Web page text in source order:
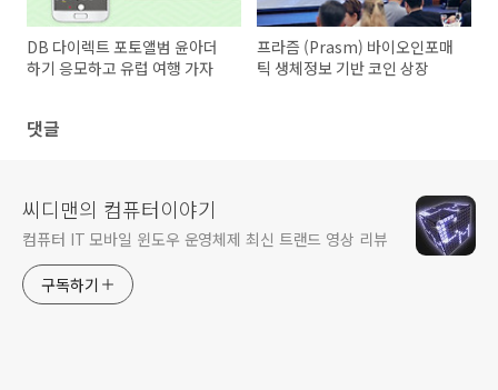
DB 다이렉트 포토앨범 윤아더
하기 응모하고 유럽 여행 가자
프라즘 (Prasm) 바이오인포매
틱 생체정보 기반 코인 상장
댓글
씨디맨의 컴퓨터이야기
컴퓨터 IT 모바일 윈도우 운영체제 최신 트랜드 영상 리뷰
구독하기